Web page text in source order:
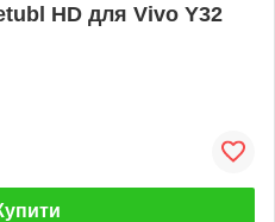
HD для Vivo Y32